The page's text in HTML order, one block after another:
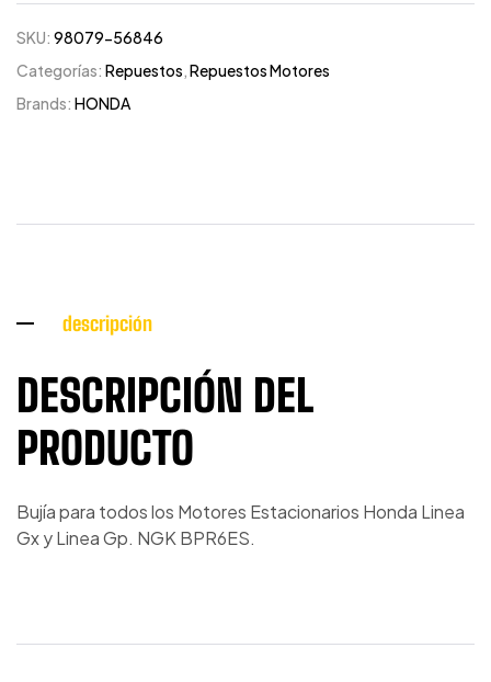
SKU: 98079-56846
Categorías: Repuestos,Repuestos Motores
Brands: HONDA
descripción
DESCRIPCIÓN DEL
PRODUCTO
Bujía para todos los Motores Estacionarios Honda Linea
Gx y Linea Gp. NGK BPR6ES.